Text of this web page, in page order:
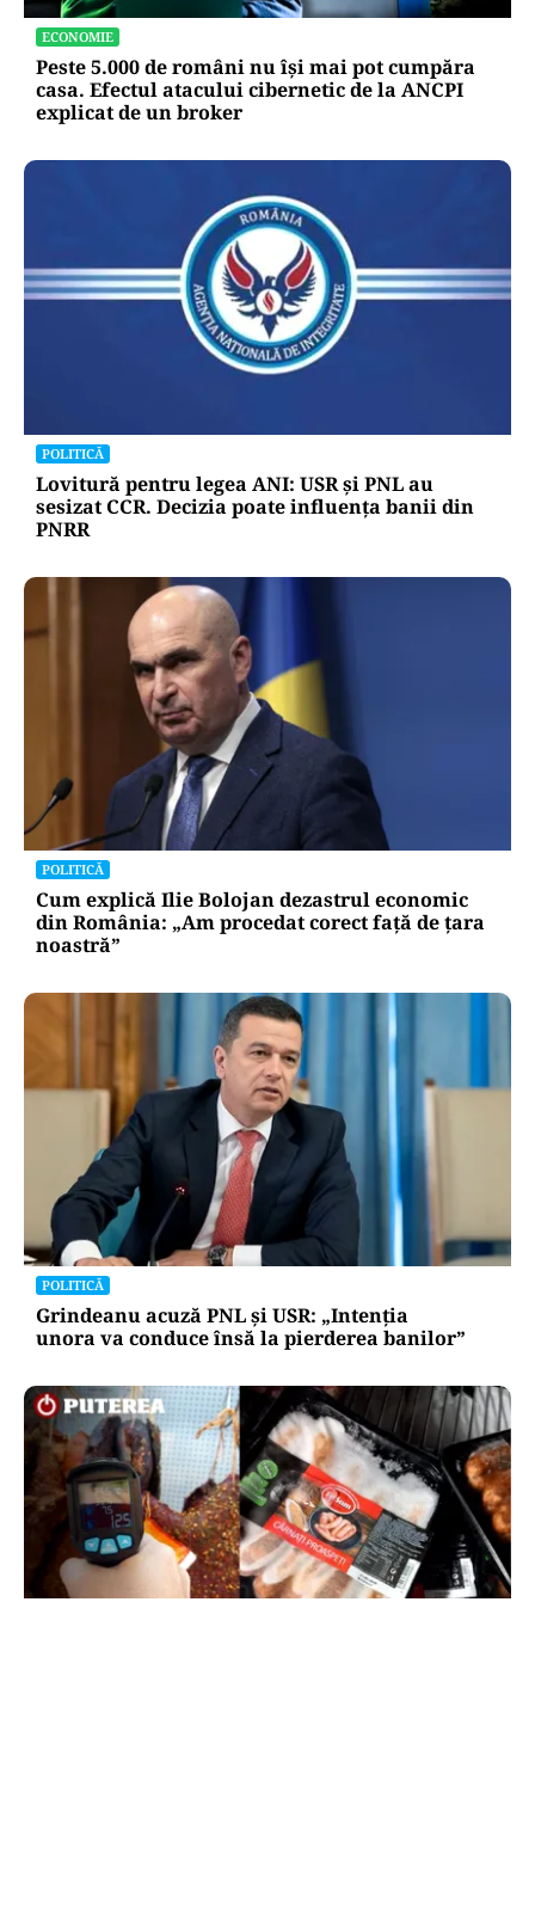
ECONOMIE
Peste 5.000 de români nu își mai pot cumpăra
casa. Efectul atacului cibernetic de la ANCPI
explicat de un broker
POLITICĂ
Lovitură pentru legea ANI: USR și PNL au
sesizat CCR. Decizia poate influența banii din
PNRR
POLITICĂ
Cum explică Ilie Bolojan dezastrul economic
din România: „Am procedat corect față de țara
noastră”
POLITICĂ
Grindeanu acuză PNL și USR: „Intenția
unora va conduce însă la pierderea banilor”